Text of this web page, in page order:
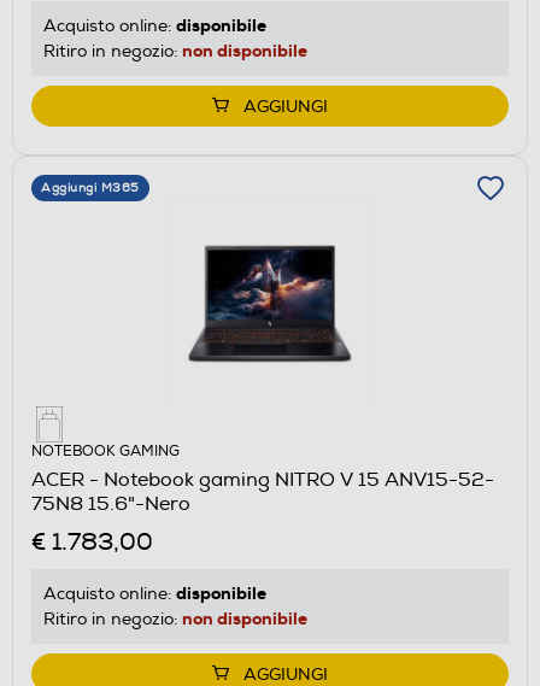
Acquisto online: disponibile
Ritiro in negozio: non disponibile
AGGIUNGI
Aggiungi M365
NOTEBOOK GAMING
ACER - Notebook gaming NITRO V 15 ANV15-52-
75N8 15.6"-Nero
€ 1.783,00
Acquisto online: disponibile
Ritiro in negozio: non disponibile
AGGIUNGI